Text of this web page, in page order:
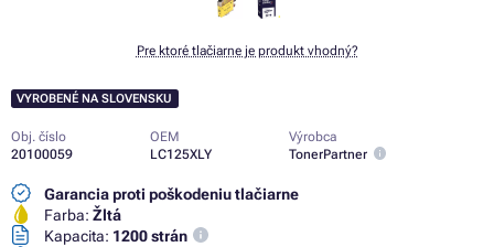
Pre ktoré tlačiarne je produkt vhodný?
VYROBENÉ NA SLOVENSKU
Obj. číslo
20100059
OEM
LC125XLY
Výrobca
TonerPartner
Garancia proti poškodeniu tlačiarne
Farba: Žltá
Kapacita: 1200 strán